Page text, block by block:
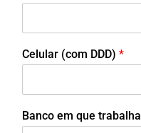
Celular (com DDD) *
Banco em que trabalha